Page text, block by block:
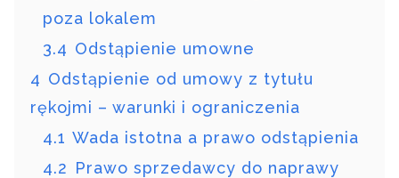
poza lokalem
3.4 Odstąpienie umowne
4 Odstąpienie od umowy z tytułu
rękojmi – warunki i ograniczenia
4.1 Wada istotna a prawo odstąpienia
4.2 Prawo sprzedawcy do naprawy